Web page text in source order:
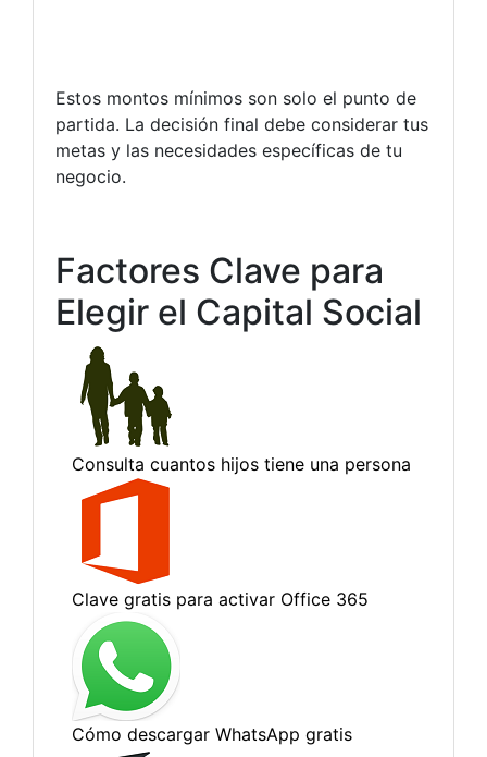
Estos montos mínimos son solo el punto de
partida. La decisión final debe considerar tus
metas y las necesidades específicas de tu
negocio.
Factores Clave para
Elegir el Capital Social